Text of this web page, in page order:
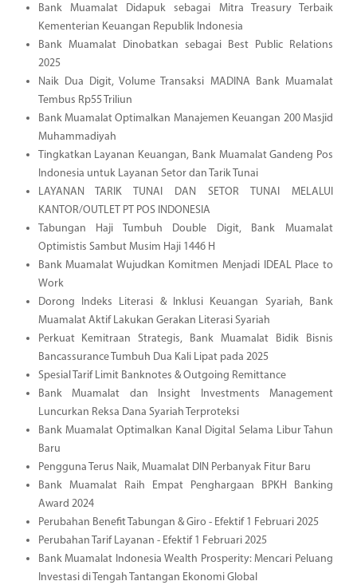
Bank Muamalat Didapuk sebagai Mitra Treasury Terbaik
Kementerian Keuangan Republik Indonesia
Bank Muamalat Dinobatkan sebagai Best Public Relations
2025
Naik Dua Digit, Volume Transaksi MADINA Bank Muamalat
Tembus Rp55 Triliun
Bank Muamalat Optimalkan Manajemen Keuangan 200 Masjid
Muhammadiyah
Tingkatkan Layanan Keuangan, Bank Muamalat Gandeng Pos
Indonesia untuk Layanan Setor dan Tarik Tunai
LAYANAN TARIK TUNAI DAN SETOR TUNAI MELALUI
KANTOR/OUTLET PT POS INDONESIA
Tabungan Haji Tumbuh Double Digit, Bank Muamalat
Optimistis Sambut Musim Haji 1446 H
Bank Muamalat Wujudkan Komitmen Menjadi IDEAL Place to
Work
Dorong Indeks Literasi & Inklusi Keuangan Syariah, Bank
Muamalat Aktif Lakukan Gerakan Literasi Syariah
Perkuat Kemitraan Strategis, Bank Muamalat Bidik Bisnis
Bancassurance Tumbuh Dua Kali Lipat pada 2025
Spesial Tarif Limit Banknotes & Outgoing Remittance
Bank Muamalat dan Insight Investments Management
Luncurkan Reksa Dana Syariah Terproteksi
Bank Muamalat Optimalkan Kanal Digital Selama Libur Tahun
Baru
Pengguna Terus Naik, Muamalat DIN Perbanyak Fitur Baru
Bank Muamalat Raih Empat Penghargaan BPKH Banking
Award 2024
Perubahan Benefit Tabungan & Giro - Efektif 1 Februari 2025
Perubahan Tarif Layanan - Efektif 1 Februari 2025
Bank Muamalat Indonesia Wealth Prosperity: Mencari Peluang
Investasi di Tengah Tantangan Ekonomi Global